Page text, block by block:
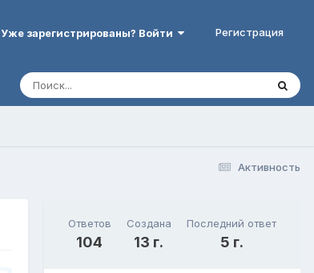
Уже зарегистрированы? Войти Регистрация
Активность
Ответов
104
Создана
13 г.
Последний ответ
5 г.